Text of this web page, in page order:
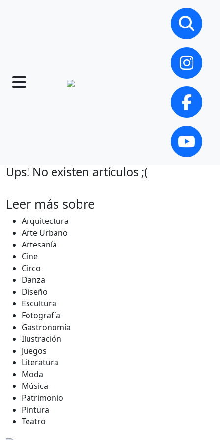
Ups! No existen artículos ;(
Leer más sobre
Arquitectura
Arte Urbano
Artesanía
Cine
Circo
Danza
Diseño
Escultura
Fotografía
Gastronomía
Ilustración
Juegos
Literatura
Moda
Música
Patrimonio
Pintura
Teatro